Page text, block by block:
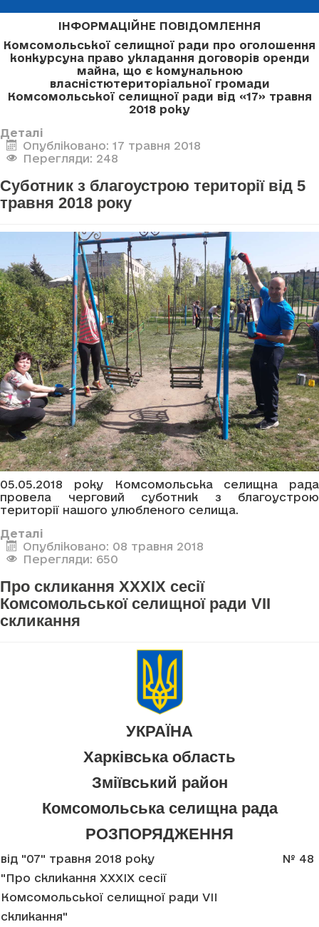
ІНФОРМАЦІЙНЕ ПОВІДОМЛЕННЯ
Комсомольської селищної ради про оголошення
конкурсуна право укладання договорів оренди
майна, що є комунальною
власністютериторіальної громади
Комсомольської селищної ради від «17» травня
2018 року
Деталі
Опубліковано: 17 травня 2018
Перегляди: 248
Суботник з благоустрою території від 5
травня 2018 року
05.05.2018 року Комсомольська селищна рада
провела черговий суботник з благоустрою
території нашого улюбленого селища.
Деталі
Опубліковано: 08 травня 2018
Перегляди: 650
Про скликання XXXIX сесії
Комсомольської селищної ради VII
скликання
УКРАЇНА
Харківська область
Зміївський район
Комсомольська селищна рада
РОЗПОРЯДЖЕННЯ
від "07" травня 2018 року
"Про скликання XXXIX сесії
Комсомольської селищної ради VII
скликання"
№ 48